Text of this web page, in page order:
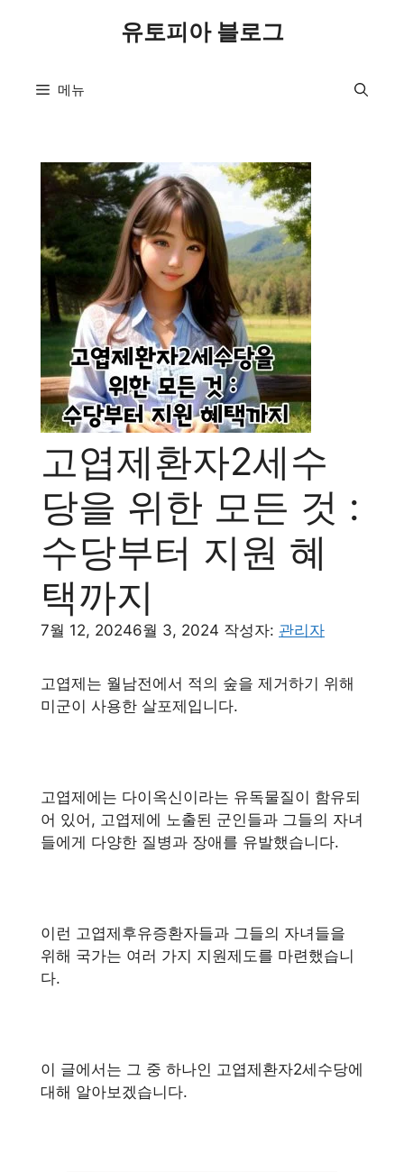
유토피아 블로그
메뉴
고엽제환자2세수
당을 위한 모든 것 :
수당부터 지원 혜
택까지
7월 12, 20246월 3, 2024 작성자: 관리자
고엽제는 월남전에서 적의 숲을 제거하기 위해
미군이 사용한 살포제입니다.
고엽제에는 다이옥신이라는 유독물질이 함유되
어 있어, 고엽제에 노출된 군인들과 그들의 자녀
들에게 다양한 질병과 장애를 유발했습니다.
이런 고엽제후유증환자들과 그들의 자녀들을
위해 국가는 여러 가지 지원제도를 마련했습니
다.
이 글에서는 그 중 하나인 고엽제환자2세수당에
대해 알아보겠습니다.